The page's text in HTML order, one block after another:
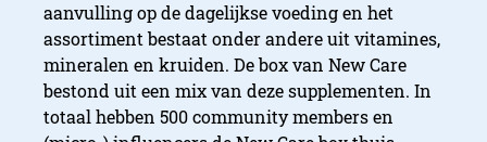
aanvulling op de dagelijkse voeding en het
assortiment bestaat onder andere uit vitamines,
mineralen en kruiden. De box van New Care
bestond uit een mix van deze supplementen. In
totaal hebben 500 community members en